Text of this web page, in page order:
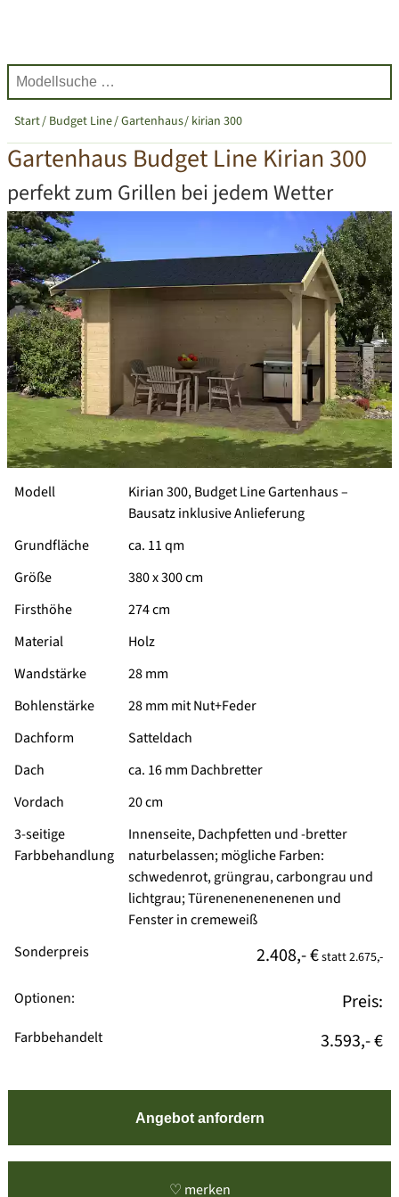
Start Budget Line Gartenhaus kirian 300
Gartenhaus Budget Line Kirian 300
perfekt zum Grillen bei jedem Wetter
Modell
Kirian 300, Budget Line Gartenhaus –
Bausatz inklusive Anlieferung
Grundfläche
ca. 11 qm
Größe
380 x 300 cm
Firsthöhe
274 cm
Material
Holz
Wandstärke
28 mm
Bohlenstärke
28 mm mit Nut+Feder
Dachform
Satteldach
Dach
ca. 16 mm Dachbretter
Vordach
20 cm
3-seitige
Farbbehandlung
Innenseite, Dachpfetten und -bretter
naturbelassen; mögliche Farben:
schwedenrot, grüngrau, carbongrau und
lichtgrau; Türenenenenenenen und
Fenster in cremeweiß
Sonderpreis
2.408,- €statt2.675,-
Optionen: Preis:
Farbbehandelt 3.593,- €
Angebot anfordern
♡ merken